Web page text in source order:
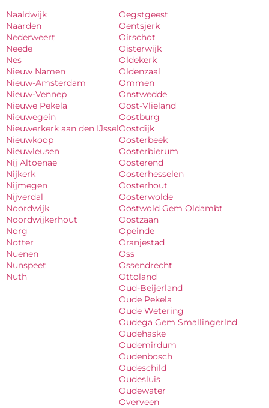
Naaldwijk
Naarden
Nederweert
Neede
Nes
Nieuw Namen
Nieuw-Amsterdam
Nieuw-Vennep
Nieuwe Pekela
Nieuwegein
Nieuwerkerk aan den IJssel
Nieuwkoop
Nieuwleusen
Nij Altoenae
Nijkerk
Nijmegen
Nijverdal
Noordwijk
Noordwijkerhout
Norg
Notter
Nuenen
Nunspeet
Nuth
Oegstgeest
Oentsjerk
Oirschot
Oisterwijk
Oldekerk
Oldenzaal
Ommen
Onstwedde
Oost-Vlieland
Oostburg
Oostdijk
Oosterbeek
Oosterbierum
Oosterend
Oosterhesselen
Oosterhout
Oosterwolde
Oostwold Gem Oldambt
Oostzaan
Opeinde
Oranjestad
Oss
Ossendrecht
Ottoland
Oud-Beijerland
Oude Pekela
Oude Wetering
Oudega Gem Smallingerlnd
Oudehaske
Oudemirdum
Oudenbosch
Oudeschild
Oudesluis
Oudewater
Overveen